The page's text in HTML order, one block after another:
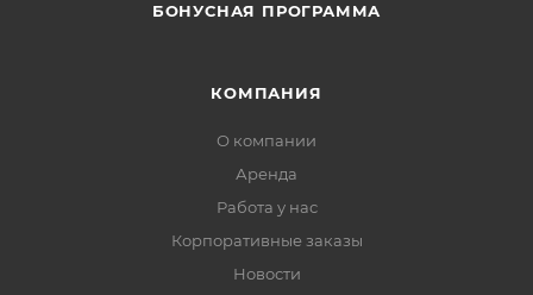
БОНУСНАЯ ПРОГРАММА
КОМПАНИЯ
О компании
Аренда
Работа у нас
Корпоративные заказы
Новости